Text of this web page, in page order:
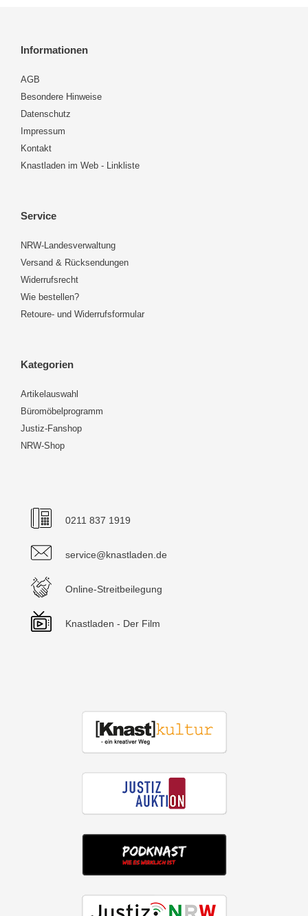
Informationen
AGB
Besondere Hinweise
Datenschutz
Impressum
Kontakt
Knastladen im Web - Linkliste
Service
NRW-Landesverwaltung
Versand & Rücksendungen
Widerrufsrecht
Wie bestellen?
Retoure- und Widerrufsformular
Kategorien
Artikelauswahl
Büromöbelprogramm
Justiz-Fanshop
NRW-Shop
0211 837 1919
service@knastladen.de
Online-Streitbeilegung
Knastladen - Der Film